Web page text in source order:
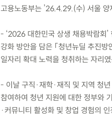
고용노동부는 ’26.4.29.(수) 서울
- ‘2026 대한민국 상생 채용박람회
강화 방안을 담은 「청년뉴딜 추진
일자리 확대 노력을 청취하는 자리였
- 이날 구직·재학·재직 및 지역 청
참여하여 청년 지원에 대한 정부와
·커뮤니티 활성화 및 창업 경험의